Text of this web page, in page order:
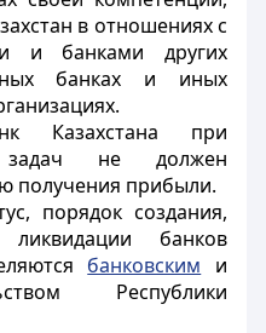
в отношениях с
и банками других
банках и иных
Казахстана при
задач не должен
получения прибыли.
порядок создания,
банков
банковским и
Республики